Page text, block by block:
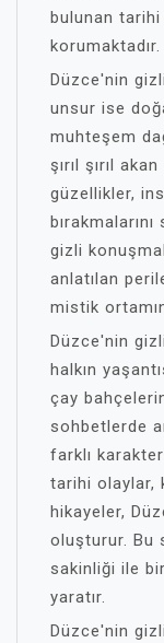
bulunan tarihi
korumaktadır.
Düzce'nin
unsur ise
muhteşem
şırıl şırıl
güzellikler,
gizli
anlatılan
mistik
Düzce'nin
halkın
çay
sohbetlerde
farklı
tarihi olaylar,
hikayeler,
oluşturur. Bu
sakinliği ile
yaratır.
Düzce'nin